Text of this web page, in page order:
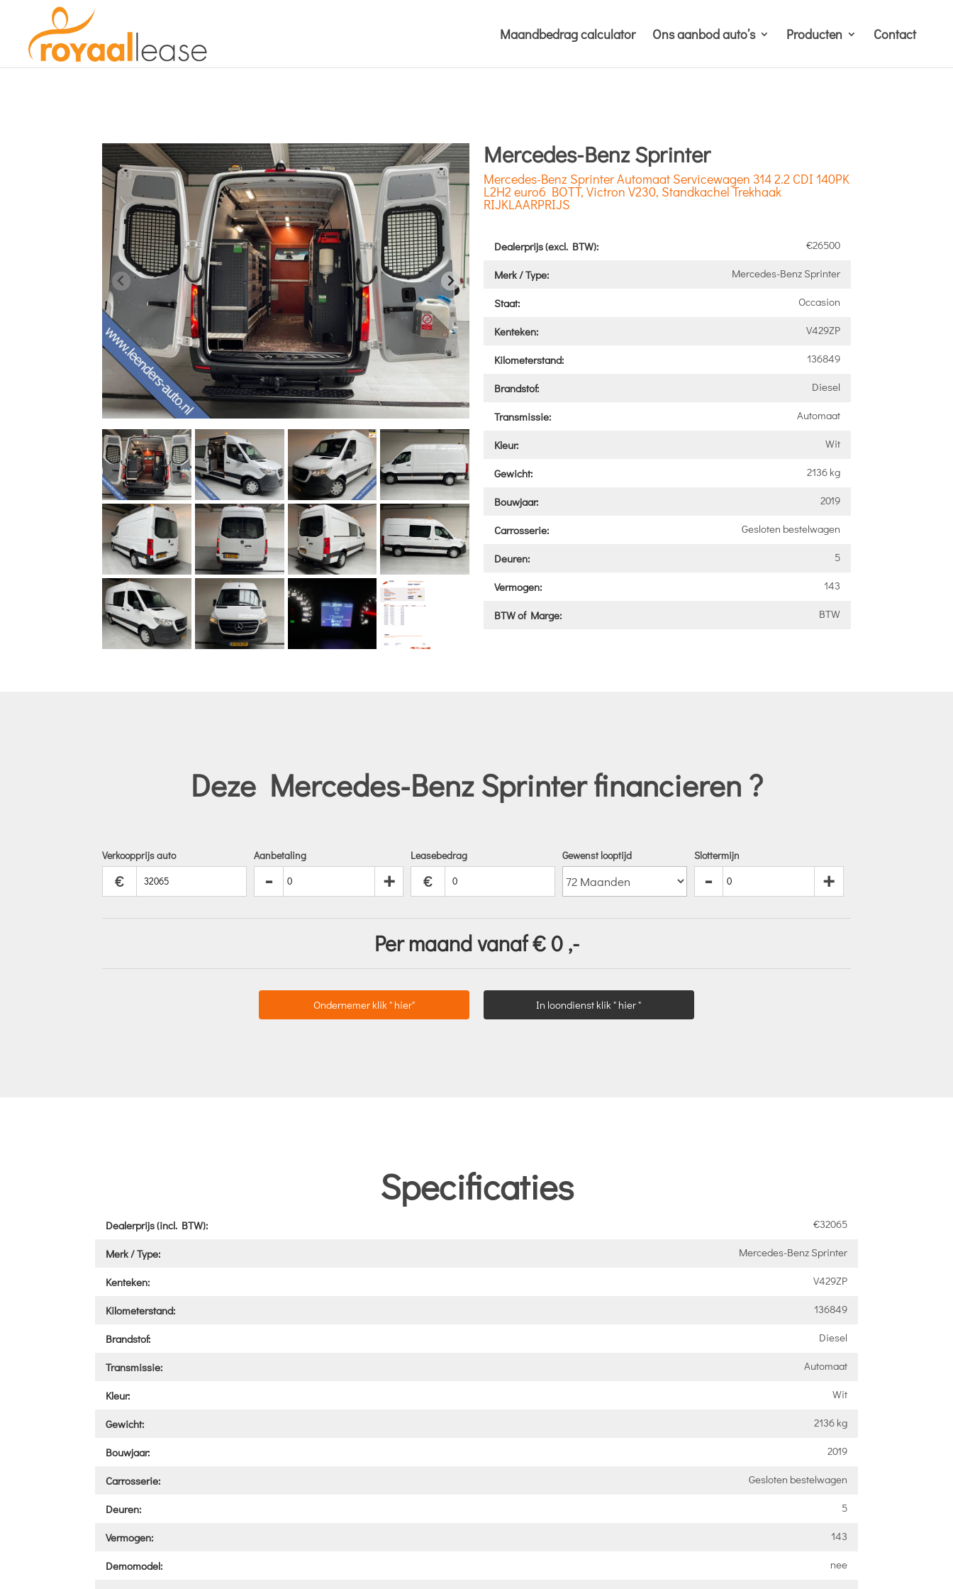
Maandbedrag calculator Ons aanbod auto’s Producten Contact
Mercedes-Benz Sprinter
Mercedes-Benz Sprinter Automaat Servicewagen 314 2.2 CDI 140PK
L2H2 euro6 BOTT, Victron V230, Standkachel Trekhaak
RIJKLAARPRIJS
Dealerprijs (excl. BTW): €26500
Merk / Type: Mercedes-Benz Sprinter
Staat: Occasion
Kenteken: V429ZP
Kilometerstand: 136849
Brandstof: Diesel
Transmissie: Automaat
Kleur: Wit
Gewicht: 2136 kg
Bouwjaar: 2019
Carrosserie: Gesloten bestelwagen
Deuren: 5
Vermogen: 143
BTW of Marge: BTW
Deze Mercedes-Benz Sprinter financieren ?
Verkoopprijs auto
€
Aanbetaling
- +
Leasebedrag
€
Gewenst looptijd Slottermijn
- +
Per maand vanaf € 0 ,-
Ondernemer klik " hier" In loondienst klik " hier "
Specificaties
Dealerprijs (incl. BTW): €32065
Merk / Type: Mercedes-Benz Sprinter
Kenteken: V429ZP
Kilometerstand: 136849
Brandstof: Diesel
Transmissie: Automaat
Kleur: Wit
Gewicht: 2136 kg
Bouwjaar: 2019
Carrosserie: Gesloten bestelwagen
Deuren: 5
Vermogen: 143
Demomodel: nee